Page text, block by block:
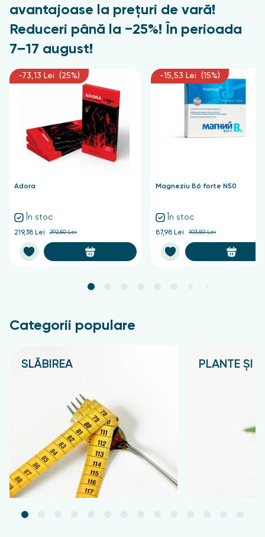
avantajoase la prețuri de vară!
Reduceri până la −25%! În perioada
7–17 august!
-73,13 Lei (25%)
Adora
În stoc
219,38 Lei 292,50 Lei
-15,53 Lei (15%)
Magneziu B6 forte N50
În stoc
87,98 Lei 103,50 Lei
Categorii populare
SLĂBIREA PLANTE ȘI